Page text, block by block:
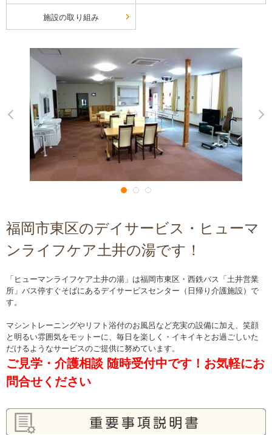
施設の取り組み
福岡市東区のデイサービス・ヒューマ
ンライフケア土井の湯です！
「ヒューマンライフケア土井の湯」は福岡市東区・西鉄バス「土井営業
所」バス停すぐそばにあるデイサービスセンター（日帰り介護施設）で
す。
マシントレーニングやリフト浴付のお風呂など充実の設備に加え、笑顔
と明るい雰囲気をモットーに、毎日を楽しく・イキイキとお過ごしいた
だけるようなサービスのご提供に努めています。
ご見学・介護相談 随時受付中です！お気軽にお
問合せください